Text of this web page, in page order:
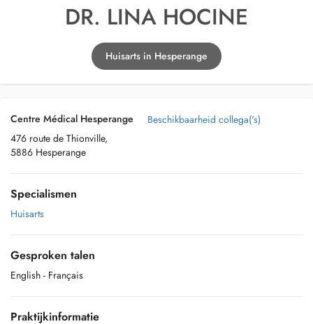
DR. LINA HOCINE
Huisarts in Hesperange
Centre Médical Hesperange
476 route de Thionville,
5886 Hesperange
Beschikbaarheid collega('s)
Specialismen
Huisarts
Gesproken talen
English - Français
Praktijkinformatie